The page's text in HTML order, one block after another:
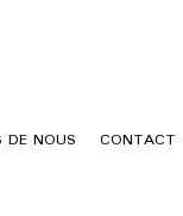
DE NOUS CONTACT